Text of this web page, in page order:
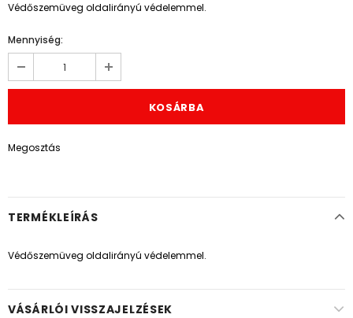
Védőszemüveg oldalirányú védelemmel.
Mennyiség:
Megosztás
TERMÉKLEÍRÁS
Védőszemüveg oldalirányú védelemmel.
VÁSÁRLÓI VISSZAJELZÉSEK